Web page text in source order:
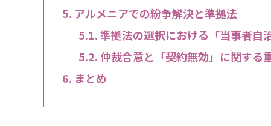
アルメニアでの紛争解決と準拠法
準拠法の選択における「当事者自
仲裁合意と「契約無効」に関する
まとめ